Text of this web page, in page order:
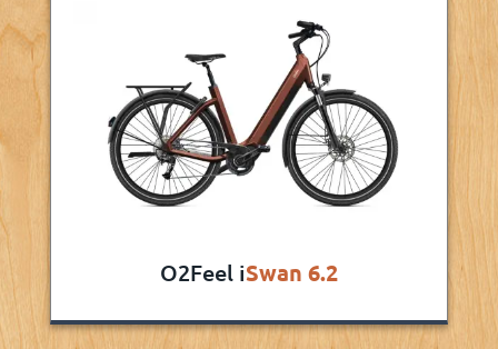
O2Feel iSwan 6.2